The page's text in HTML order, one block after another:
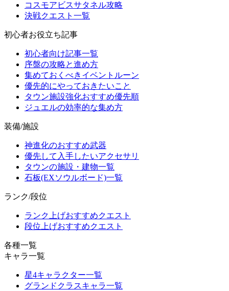
コスモアビスサタネル攻略
決戦クエスト一覧
初心者お役立ち記事
初心者向け記事一覧
序盤の攻略と進め方
集めておくべきイベントルーン
優先的にやっておきたいこと
タウン施設強化おすすめ優先順
ジュエルの効率的な集め方
装備/施設
神進化のおすすめ武器
優先して入手したいアクセサリ
タウンの施設・建物一覧
石板(EXソウルボード)一覧
ランク/段位
ランク上げおすすめクエスト
段位上げおすすめクエスト
各種一覧
キャラ一覧
星4キャラクター一覧
グランドクラスキャラ一覧